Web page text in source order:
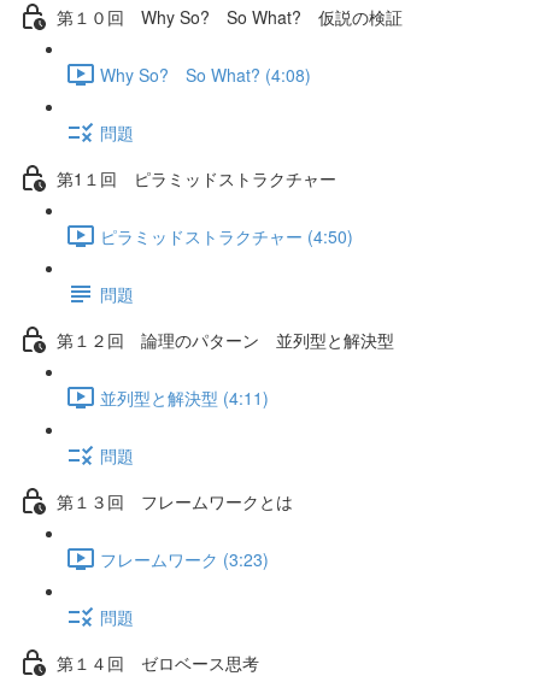
第１０回 Why So? So What? 仮説の検証
Why So? So What? (4:08)
問題
第1１回 ピラミッドストラクチャー
ピラミッドストラクチャー (4:50)
問題
第１２回 論理のパターン 並列型と解決型
並列型と解決型 (4:11)
問題
第１３回 フレームワークとは
フレームワーク (3:23)
問題
第１４回 ゼロベース思考